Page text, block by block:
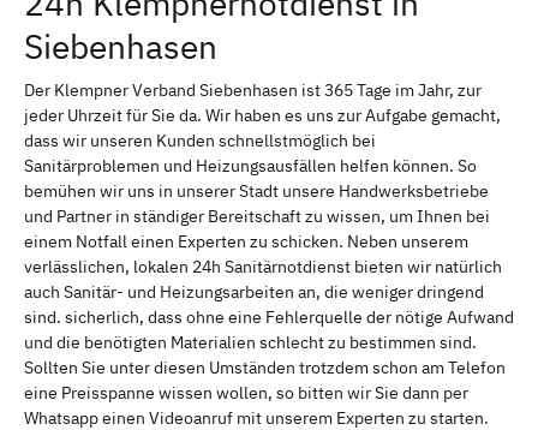
Siebenhasen
Der Klempner Verband Siebenhasen ist 365 Tage im Jahr, zur
jeder Uhrzeit für Sie da. Wir haben es uns zur Aufgabe gemacht,
dass wir unseren Kunden schnellstmöglich bei
Sanitärproblemen und Heizungsausfällen helfen können. So
bemühen wir uns in unserer Stadt unsere Handwerksbetriebe
und Partner in ständiger Bereitschaft zu wissen, um Ihnen bei
einem Notfall einen Experten zu schicken. Neben unserem
verlässlichen, lokalen 24h Sanitärnotdienst bieten wir natürlich
auch Sanitär- und Heizungsarbeiten an, die weniger dringend
sind. sicherlich, dass ohne eine Fehlerquelle der nötige Aufwand
und die benötigten Materialien schlecht zu bestimmen sind.
Sollten Sie unter diesen Umständen trotzdem schon am Telefon
eine Preisspanne wissen wollen, so bitten wir Sie dann per
Whatsapp einen Videoanruf mit unserem Experten zu starten.